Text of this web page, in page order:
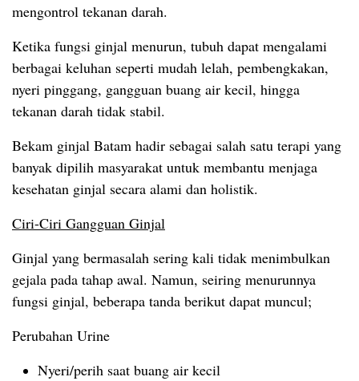
mengontrol tekanan darah.
Ketika fungsi ginjal menurun, tubuh dapat mengalami
berbagai keluhan seperti mudah lelah, pembengkakan,
nyeri pinggang, gangguan buang air kecil, hingga
tekanan darah tidak stabil.
Bekam ginjal Batam hadir sebagai salah satu terapi yang
banyak dipilih masyarakat untuk membantu menjaga
kesehatan ginjal secara alami dan holistik.
Ciri-Ciri Gangguan Ginjal
Ginjal yang bermasalah sering kali tidak menimbulkan
gejala pada tahap awal. Namun, seiring menurunnya
fungsi ginjal, beberapa tanda berikut dapat muncul;
Perubahan Urine
Nyeri/perih saat buang air kecil